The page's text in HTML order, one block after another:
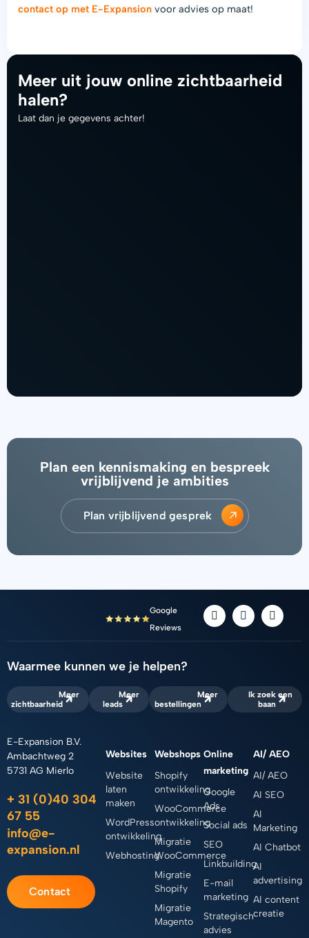
Meer uit jouw online zichtbaarheid
halen?
Laat dan je gegevens achter!
contact op met E-Expansion voor advies op maat!
Plan een kennismaking en bespreek
vrijblijvend je ambities
Plan vrijblijvend gesprek
Google
Reviews
L
i
n
k
n
I
n
s
t
a
m
F
a
c
e
k
Waarmee kunnen we je helpen?
Meer
zichtbaarheid
Meer
leads
Meer
bestellingen
Ik zoek een
baan
E-Expansion B.V.
Ambachtweg 2
5731 AG Mierlo
+ 31 (0)40 304
67 55
info@e-
expansion.nl
Contact
Websites
Website
laten
maken
WordPress
ontwikkeling
Webhosting
Webshops
Shopify
ontwikkeling
WooCommerce
ontwikkeling
Migratie
WooCommerce
Migratie
Shopify
Migratie
Magento
Online
marketing
Google
Ads
Social ads
SEO
Linkbuilding
E-mail
marketing
Strategisch
advies
AI/ AEO
AI/ AEO
AI SEO
AI
Marketing
AI Chatbot
AI
advertising
AI content
creatie